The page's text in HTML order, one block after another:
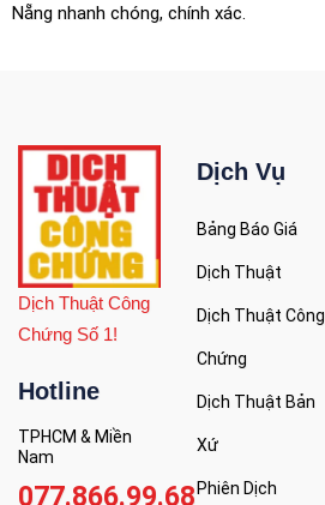
Nẵng nhanh chóng, chính xác.
Dịch Thuật Công
Chứng Số 1!
Hotline
TPHCM & Miền
Nam
077.866.99.68
Dịch Vụ
Bảng Báo Giá
Dịch Thuật
Dịch Thuật Công
Chứng
Dịch Thuật Bản
Xứ
Phiên Dịch